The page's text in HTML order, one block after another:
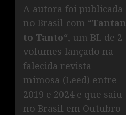
A autora foi publicada
no Brasil com “Tantan
to Tanto“, um BL de 2
volumes lançado na
falecida revista
mimosa (Leed) entre
2019 e 2024 e que saiu
no Brasil em Outubro